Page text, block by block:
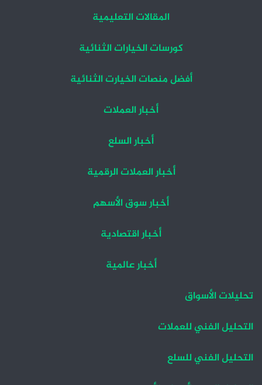
المقالات التعليمية
كورسات الخيارات الثنائية
أفضل منصات الخيارت الثنائية
أخبار العملات
أخبار السلع
أخبار العملات الرقمية
أخبار سوق الأسهم
أخبار اقتصادية
أخبار عالمية
تحليلات الأسواق
التحليل الفني للعملات
التحليل الفني للسلع